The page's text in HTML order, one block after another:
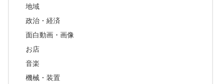
地域
政治・経済
面白動画・画像
お店
音楽
機械・装置